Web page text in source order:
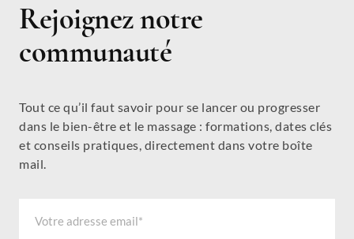
Rejoignez notre
communauté
Tout ce qu’il faut savoir pour se lancer ou progresser
dans le bien-être et le massage : formations, dates clés
et conseils pratiques, directement dans votre boîte
mail.